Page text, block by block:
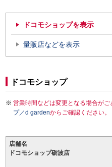
ドコモショップを表示
量販店などを表示
ドコモショップ
営業時間などは変更となる場合が
プ／d gardenからご確認ください。
店舗名
ドコモショップ砺波店